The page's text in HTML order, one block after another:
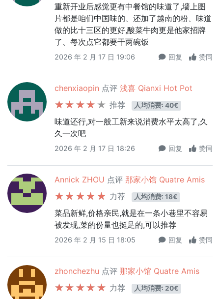
重新开业后感觉更有中餐馆的味道了,墙上图
片都是咱们中国味的、还加了越南的粉、味道
做的比十三区的更好,酸菜牛肉更是他家招牌
了、每次点它都要干两碗饭
2026 年 2 月 17 日 19:06 回复 赞同
chenxiaopin 点评 浅喜 Qianxi Hot Pot
推荐
人均消费: 40€
味道还行,对一般工新来说消费水平太高了,久
久一次吧
2026 年 2 月 17 日 18:26 回复 赞同
Annick ZHOU 点评 那家小馆 Quatre Amis
力荐
人均消费: 18€
菜品新鲜,价格亲民,就是在一条小巷里不容易
被发现,菜的份量也挺足的,可以推荐
2026 年 2 月 15 日 18:05 回复 赞同
zhonchezhu 点评 那家小馆 Quatre Amis
力荐
人均消费: 20€